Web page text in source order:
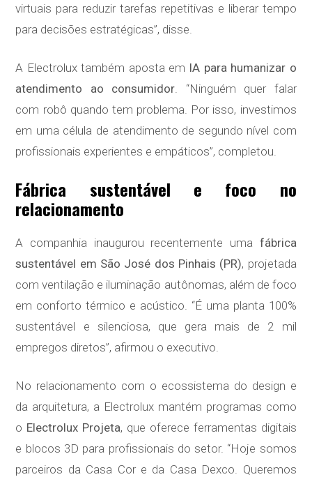
virtuais para reduzir tarefas repetitivas e liberar tempo
para decisões estratégicas”, disse.
A Electrolux também aposta em IA para humanizar o
atendimento ao consumidor . “Ninguém quer falar
com robô quando tem problema. Por isso, investimos
em uma célula de atendimento de segundo nível com
profissionais experientes e empáticos”, completou.
Fábrica sustentável e foco no
relacionamento
A companhia inaugurou recentemente uma fábrica
sustentável em São José dos Pinhais (PR), projetada
com ventilação e iluminação autônomas, além de foco
em conforto térmico e acústico. “É uma planta 100%
sustentável e silenciosa, que gera mais de 2 mil
empregos diretos”, afirmou o executivo.
No relacionamento com o ecossistema do design e
da arquitetura, a Electrolux mantém programas como
o Electrolux Projeta, que oferece ferramentas digitais
e blocos 3D para profissionais do setor. “Hoje somos
parceiros da Casa Cor e da Casa Dexco. Queremos